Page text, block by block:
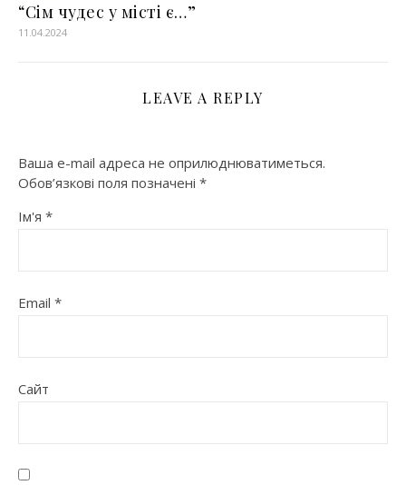
“Сім чудес у місті є…”
11.04.2024
LEAVE A REPLY
Ваша e-mail адреса не оприлюднюватиметься.
Обов’язкові поля позначені *
Ім'я *
Email *
Сайт